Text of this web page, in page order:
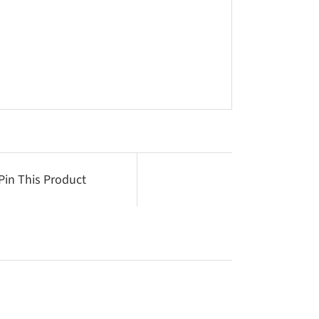
This Product